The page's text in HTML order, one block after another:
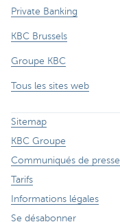
Private Banking
KBC Brussels
Groupe KBC
Tous les sites web
Sitemap
KBC Groupe
Communiqués de presse
Tarifs
Informations légales
Se désabonner